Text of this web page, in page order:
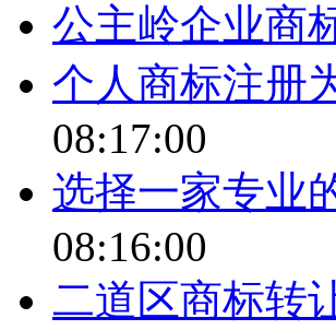
公主岭企业商
个人商标注册
08:17:00
选择一家专业
08:16:00
二道区商标转